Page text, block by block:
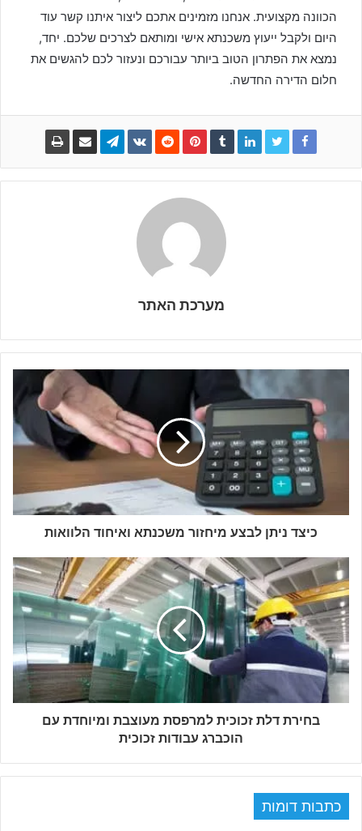
הכוונה מקצועית. אנחנו מזמינים אתכם ליצור איתנו קשר עוד
היום ולקבל ייעוץ משכנתא אישי ומותאם לצרכים שלכם. יחד,
נמצא את הפתרון הטוב ביותר עבורכם ונעזור לכם להגשים את
חלום הדירה החדשה.
מערכת האתר
כיצד ניתן לבצע מיחזור משכנתא ואיחוד הלוואות
בחירת דלת זכוכית למרפסת מעוצבת ומיוחדת עם
הוכברג עבודות זכוכית
כתבות דומות